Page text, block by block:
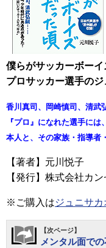
僕らがサッカーボー
プロサッカー選手の
香川真司、岡崎慎司、清
『プロ』になれた選手に
本人と、その家族・指導者
【著者】元川悦子
【発行】株式会社カン
※ご購入はジュニサ
【次ページ】
メンタル面で